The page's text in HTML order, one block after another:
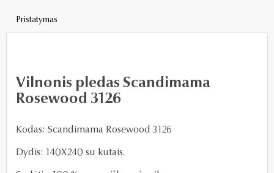
Pristatymas
Vilnonis pledas Scandimama
Rosewood 3126
Kodas: Scandimama Rosewood 3126
Dydis: 140X240 su kutais.